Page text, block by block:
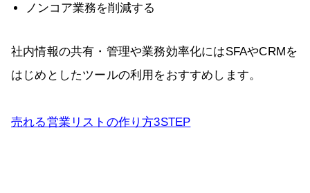
ノンコア業務を削減する
社内情報の共有・管理や業務効率化にはSFAやCRMを
はじめとしたツールの利用をおすすめします。
売れる営業リストの作り方3STEP